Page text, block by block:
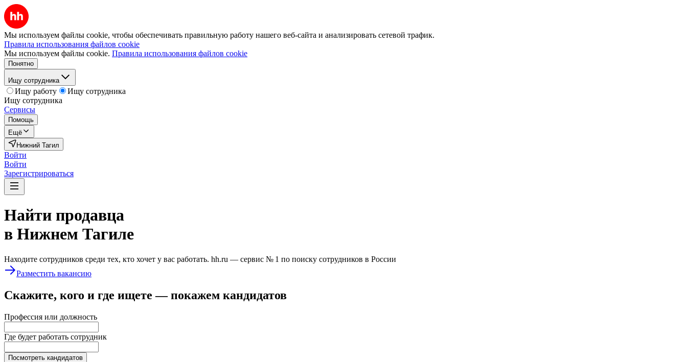
Мы используем файлы cookie, чтобы обеспечивать правильную работу нашего веб-сайта и анализировать сетевой трафик.
Правила использования файлов cookie
Мы используем файлы cookie. Правила использования файлов cookie
Понятно
Ищу сотрудника
Ищу работу
Ищу сотрудника
Ищу сотрудника
Сервисы
Помощь
Ещё
Нижний Тагил
Войти
Войти
Зарегистрироваться
Найти продавца
в Нижнем Тагиле
Находите сотрудников среди тех, кто хочет у вас работать. hh.ru — сервис № 1 по поиску сотрудников в России
Разместить вакансию
Скажите, кого и где ищете — покажем кандидатов
Профессия или должность
Где будет работать сотрудник
Посмотреть кандидатов